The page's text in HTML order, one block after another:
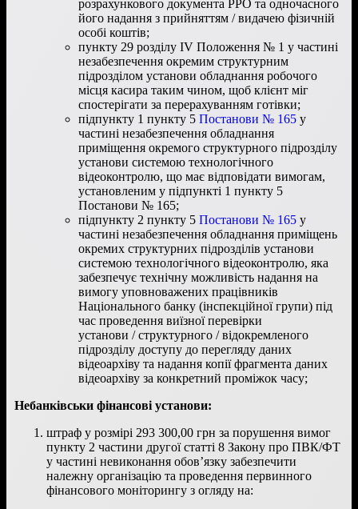
розрахункового документа РРО та одночасного
його надання з прийняттям / видачею фізичній
особі коштів;
пункту 29 розділу ІV Положення № 1 у частині
незабезпечення окремим структурним
підрозділом установи обладнання робочого
місця касира таким чином, щоб клієнт міг
спостерігати за перерахуванням готівки;
підпункту 1 пункту 5 Постанови № 165 у
частині незабезпечення обладнання
приміщення окремого структурного підрозділу
установи системою технологічного
відеоконтролю, що має відповідати вимогам,
установленим у підпункті 1 пункту 5
Постанови № 165;
підпункту 2 пункту 5 Постанови № 165 у
частині незабезпечення обладнання приміщень
окремих структурних підрозділів установи
системою технологічного відеоконтролю, яка
забезпечує технічну можливість надання на
вимогу уповноважених працівників
Національного банку (інспекційної групи) під
час проведення виїзної перевірки
установи / структурного / відокремленого
підрозділу доступу до перегляду даних
відеоархіву та надання копії фрагмента даних
відеоархіву за конкретний проміжок часу;
Небанківськи фінансові установи:
штраф у розмірі 293 300,00 грн за порушення вимог
пункту 2 частини другої статті 8 Закону про ПВК/ФТ
у частині невиконання обов’язку забезпечити
належну організацію та проведення первинного
фінансового моніторингу з огляду на: